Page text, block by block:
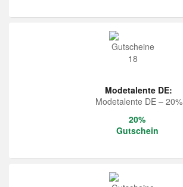
Modetalente DE:
Modetalente DE – 20%
20%
Gutschein